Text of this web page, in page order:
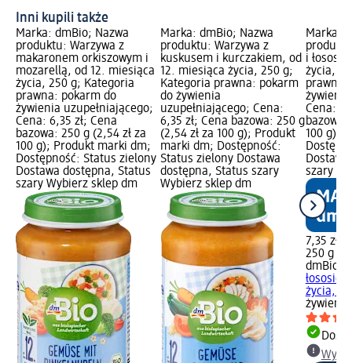
Inni kupili także
Marka: dmBio; Nazwa
produktu: Warzywa z
makaronem orkiszowym i
mozarellą, od 12. miesiąca
życia, 250 g; Kategoria
prawna: pokarm do
żywienia uzupełniającego;
Cena: 6,35 zł; Cena
bazowa: 250 g (2,54 zł za
100 g); Produkt marki dm;
Dostępność: Status zielony
Dostawa dostępna, Status
szary Wybierz sklep dm
Marka: dmBio; Nazwa
produktu: Warzywa z
kuskusem i kurczakiem, od
12. miesiąca życia, 250 g;
Kategoria prawna: pokarm
do żywienia
uzupełniającego; Cena:
6,35 zł; Cena bazowa: 250 g
(2,54 zł za 100 g); Produkt
marki dm; Dostępność:
Status zielony Dostawa
dostępna, Status szary
Wybierz sklep dm
Marka:
i
życia,
prawna:
Cena:
bazowa:
100 g);
szary
7,35 zł
250 g
dmBio
życia,